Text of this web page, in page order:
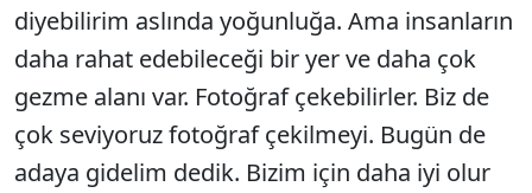
diyebilirim aslında yoğunluğa. Ama insanların
daha rahat edebileceği bir yer ve daha çok
gezme alanı var. Fotoğraf çekebilirler. Biz de
çok seviyoruz fotoğraf çekilmeyi. Bugün de
adaya gidelim dedik. Bizim için daha iyi olur